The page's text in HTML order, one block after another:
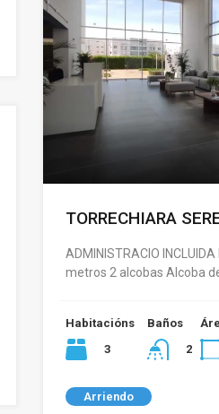
TORRECHIARA
ADMINISTRACIO
metros 2 alcobas Alcoba
Habitacións
3
Baños
2
Arriendo